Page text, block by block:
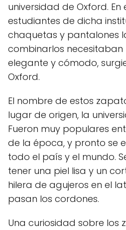
universidad de Oxford. En
estudiantes de dicha
chaquetas y pantalones
combinarlos
elegante y cómodo,
Oxford.
El nombre de estos
lugar de origen, la
Fueron muy populares
de la época, y pronto se
todo el país y el mundo.
tener una piel lisa y un
hilera de agujeros en el
pasan los cordones.
Una curiosidad sobre los